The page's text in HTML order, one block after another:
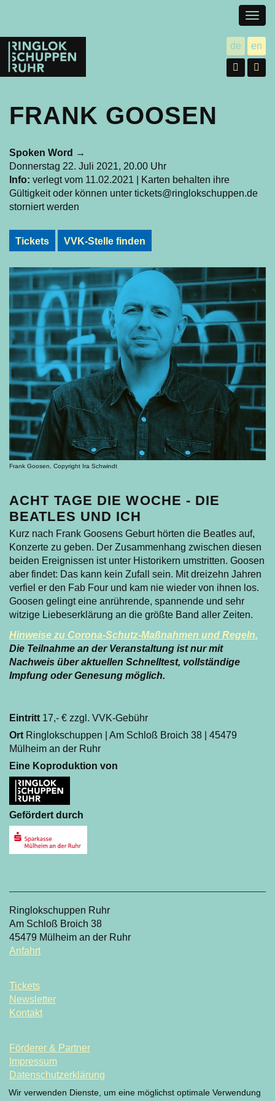
Ringlokschuppen
Ruhr
de utsch
en
FRANK GOOSEN
Spoken Word →
Donnerstag 22. Juli 2021, 20.00 Uhr
Info: verlegt vom 11.02.2021 | Karten behalten ihre
Gültigkeit oder können unter tickets@ringlokschuppen.de
storniert werden
Tickets VVK-Stelle finden
Frank Goosen, Copyright Ira Schwindt
ACHT TAGE DIE WOCHE - DIE
BEATLES UND ICH
Kurz nach Frank Goosens Geburt hörten die Beatles auf,
Konzerte zu geben. Der Zusammenhang zwischen diesen
beiden Ereignissen ist unter Historikern umstritten. Goosen
aber findet: Das kann kein Zufall sein. Mit dreizehn Jahren
verfiel er den Fab Four und kam nie wieder von ihnen los.
Goosen gelingt eine anrührende, spannende und sehr
witzige Liebeserklärung an die größte Band aller Zeiten.
Hinweise zu Corona-Schutz-Maßnahmen und Regeln.
Die Teilnahme an der Veranstaltung ist nur mit
Nachweis über aktuellen Schnelltest, vollständige
Impfung oder Genesung möglich.
Eintritt 17,- € zzgl. VVK-Gebühr
Ort Ringlokschuppen | Am Schloß Broich 38 | 45479
Mülheim an der Ruhr
Eine Koproduktion von
Gefördert durch
Ringlokschuppen Ruhr
Am Schloß Broich 38
45479 Mülheim an der Ruhr
Anfahrt
Tickets
Newsletter
Kontakt
Förderer & Partner
Impressum
Datenschutzerklärung
Datenschutzeinstellung
Wir verwenden Dienste, um eine möglichst optimale Verwendung